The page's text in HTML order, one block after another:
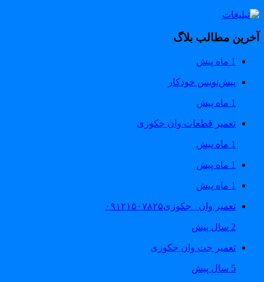
مطالب بلاگ
1 ماه پیش
پیش‌نویس خودکار
تعمیر قطعات وان جکوزی
1 ماه پیش
1 ماه پیش
تعمیر وان _جکوزی۰۹۱۲۱۵۰۷۸۲۵
تعمیر جت وان جکوزی